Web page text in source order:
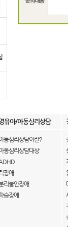
유아/아동심리상담
동심리상담이란?
동심리상담대상
장애
리불안장애
습장애